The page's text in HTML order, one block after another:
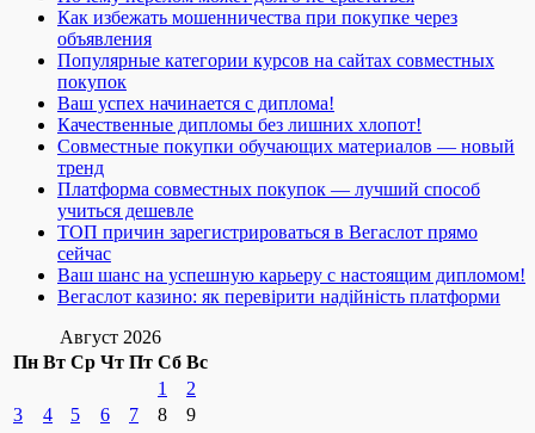
Как избежать мошенничества при покупке через
объявления
Популярные категории курсов на сайтах совместных
покупок
Ваш успех начинается с диплома!
Качественные дипломы без лишних хлопот!
Совместные покупки обучающих материалов — новый
тренд
Платформа совместных покупок — лучший способ
учиться дешевле
ТОП причин зарегистрироваться в Вегаслот прямо
сейчас
Ваш шанс на успешную карьеру с настоящим дипломом!
Вегаслот казино: як перевірити надійність платформи
Август 2026
Пн Вт Ср Чт Пт Сб Вс
1
2
3
4 5 6 7 8
9